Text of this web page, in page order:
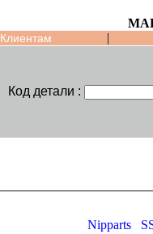
Клиентам |
Код детали :
Nipparts